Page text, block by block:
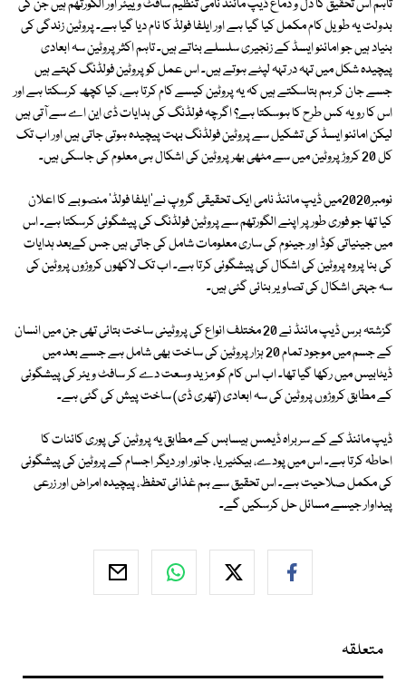
تاہم اس تحقیق کا دل و دماغ ڈیپ مائنڈ نامی تنظیم سافٹ وییئر اور الگورتھم ہیں جن کی
بدولت یہ طویل کام مکمل کیا گیا ہے اور ایلفا فولڈ کا نام دیا گیا ہے۔ پروٹین زندگی کی
بنیاد ہیں جو امائنو ایسڈ کے زنجیری سلسلے بناتے ہیں۔ تاہم اکثر پروٹین سہ ابعادی
پیچیدہ شکل میں تہہ در تہہ لپٹے ہوتے ہیں۔ اس عمل کو پروٹین فولڈنگ کہتے ہیں
جسے جان کر ہم بتاسکتے ہیں کہ یہ پروٹین کیسے کام کرتا ہے، کیا کچھ کرسکتا ہے اور
اس کا رویہ کس طرح کا ہوسکتا ہے؟ اگرچہ فولڈنگ کی ہدایات ڈی این اے سے آتی ہیں
لیکن امائنو ایسڈ کی تشکیل سے پروٹین فولڈنگ بہت پیچیدہ ہوتی جاتی ہیں اور اب تک
کل 20 کروڑ پروٹین میں سے مٹھی بھر پروٹین کی اشکال ہی معلوم کی جاسکی ہیں۔
نومبر2020میں ڈیپ مائنڈ نامی ایک تحقیقی گروپ نے'ایلفا فولڈ' منصوبے کا اعلان
کیا تھا جو فوری طورپر اپنے الگورتھم سے پروٹین فولڈنگ کی پیشگوئی کرسکتا ہے۔ اس
میں جینیاتی کوڈ اور جینوم کی ساری معلومات شامل کی جاتی ہیں جس کےبعد ہدایات
کی بنا پروہ پروٹین کی اشکال کی پیشگوئی کرتا ہے۔ اب تک لاکھوں کروڑوں پروٹین کی
سہ جہتی اشکال کی تصاویر بنائی گئی ہیں۔
گزشتہ برس ڈیپ مائنڈ نے 20 مختلف انواع کی پروٹینی ساخت بتائی تھی جن میں انسان
کے جسم میں موجود تمام 20 ہزار پروٹین کی ساخت بھی شامل ہے جسے بعد میں
ڈیٹابیس میں رکھا گیا تھا۔ اب اس کام کو مزید وسعت دے کر سافٹ ویئر کی پیشگوئی
کے مطابق کروڑوں پروٹین کی سہ ابعادی (تھری ڈی) ساخت پیش کی گئی ہے۔
ڈیپ مائنڈ کے کے سربراہ ڈیمس ہیسابس کے مطابق یہ پروٹین کی پوری کائنات کا
احاطہ کرتا ہے۔ اس میں پودے، بیکٹیریا، جانور اور دیگر اجسام کے پروٹین کی پیشگوئی
کی مکمل صلاحیت ہے۔ اس تحقیق سے ہم غذائی تحفظ، پیچیدہ امراض اور زرعی
پیداوار جیسے مسائل حل کرسکیں گے۔
متعلقہ